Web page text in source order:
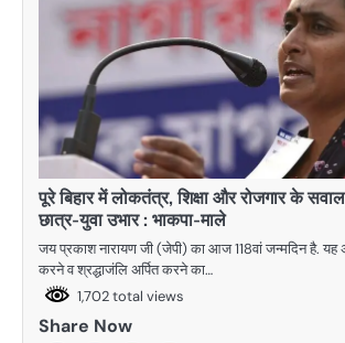
पूरे बिहार में लोकतंत्र, शिक्षा और रोजगार के
छात्र-युवा उभार : भाकपा-माले
जय प्रकाश नारायण जी (जेपी) का आज 118वां जन्मदिन है. यह
करने व श्रद्धाजंलि अर्पित करने का…
1,702 total views
Share Now